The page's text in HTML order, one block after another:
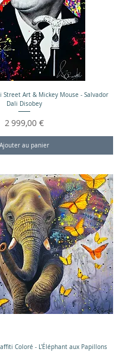
Street Art & Mickey Mouse - Salvador
Dali Disobey
Prix
2 999,00 €
Ajouter au panier
Coloré - L'Éléphant aux Papillons